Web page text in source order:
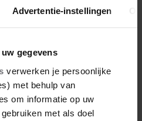
Advertentie-instellingen
gegevens
verwerken je persoonlijke
met behulp van
om informatie op uw
met als doel